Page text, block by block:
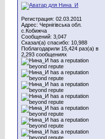
Регистрация: 02.03.2011
Адрес: Чернігівська обл.
с.Кобижча
Сообщений: 3,047
Сказал(а) спасибо: 10,988
Поблагодарили 15,424 раз(а) в
2,293 сообщениях